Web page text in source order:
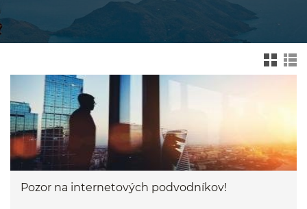
widok drz
ewa
felkowy
Pozor na internetových podvodníkov!